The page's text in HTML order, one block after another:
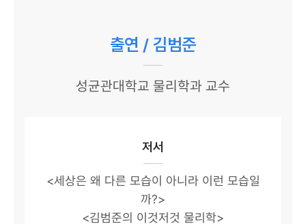
출연 / 김범준
성균관대학교 물리학과 교수
저서
<세상은 왜 다른 모습이 아니라 이런 모습일
까?>
<김범준의 이것저것 물리학>